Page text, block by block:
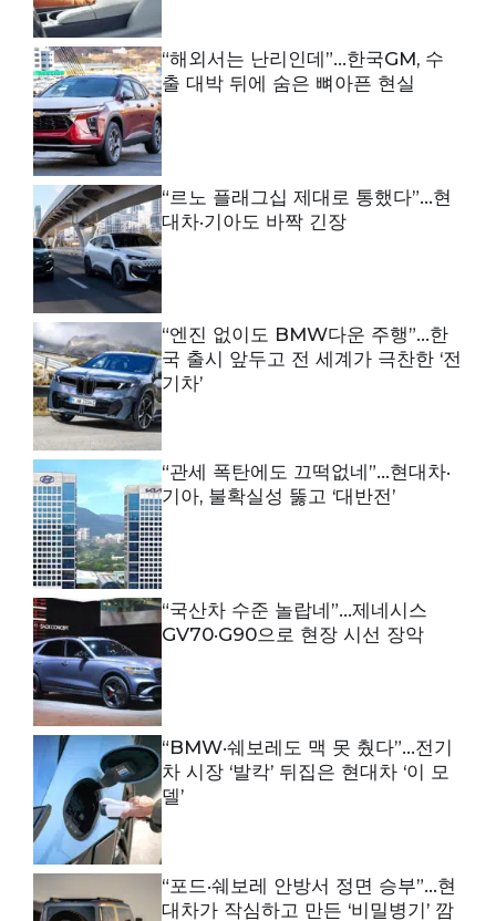
“해외서는 난리인데”…한국GM, 수
출 대박 뒤에 숨은 뼈아픈 현실
“르노 플래그십 제대로 통했다”…현
대차·기아도 바짝 긴장
“엔진 없이도 BMW다운 주행”…한
국 출시 앞두고 전 세계가 극찬한 ‘전
기차’
“관세 폭탄에도 끄떡없네”…현대차·
기아, 불확실성 뚫고 ‘대반전’
“국산차 수준 놀랍네”…제네시스
GV70·G90으로 현장 시선 장악
“BMW·쉐보레도 맥 못 췄다”…전기
차 시장 ‘발칵’ 뒤집은 현대차 ‘이 모
델’
“포드·쉐보레 안방서 정면 승부”…현
대차가 작심하고 만든 ‘비밀병기’ 깜